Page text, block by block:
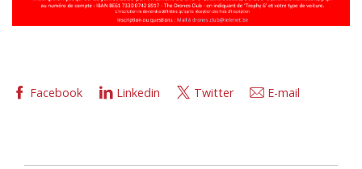
Facebook Linkedin Twitter E-mail